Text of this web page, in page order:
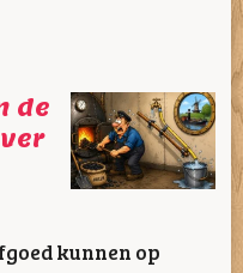
de
kunnen op